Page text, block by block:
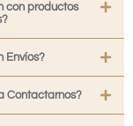
con productos
Envíos?
Contactarnos?